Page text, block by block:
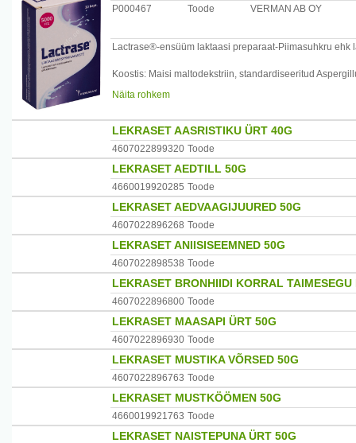
Hoida lastele kättesaamatus kohas.
Säilitada toatemperatuuril (+15C - +25C)
Tootja: Oy Verman Ab, Soome
Esindaja Eestis: Verman-Pharma OÜ
P000467 Toode VERMAN AB OY
Lactrase®-ensüüm laktaasi preparaat-Piimasuhkru ehk
Koostis: Maisi maltodekstriin, standardiseeritud
E470b.
Lactrase sisaldab standardiseeritud ensüüm laktaasi.
galatoosiks.
Annustamine: 1-2 kapslit enne laktoosi sisaldava toidu
Hoida lastele kättesaamatus kohas.
Säilitada toatemperatuuril (+15?C - +25?C)
Tootja: Oy Verman Ab, Soome
Esindaja Eestis: Verman-Pharma OÜ
Näita rohkem
LEKRASET AASRISTIKU ÜRT 40G
4607022899320 Toode
LEKRASET AEDTILL 50G
4660019920285 Toode
LEKRASET AEDVAAGIJUURED 50G
4607022896268 Toode
LEKRASET ANIISISEEMNED 50G
4607022898538 Toode
LEKRASET BRONHIIDI KORRAL TAIMESEGU
4607022896800 Toode
LEKRASET MAASAPI ÜRT 50G
4607022896930 Toode
LEKRASET MUSTIKA VÕRSED 50G
4607022896763 Toode
LEKRASET MUSTKÖÖMEN 50G
4660019921763 Toode
LEKRASET NAISTEPUNA ÜRT 50G